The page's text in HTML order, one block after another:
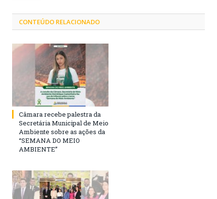
CONTEÚDO RELACIONADO
Câmara recebe palestra da
Secretária Municipal de Meio
Ambiente sobre as ações da
“SEMANA DO MEIO
AMBIENTE”